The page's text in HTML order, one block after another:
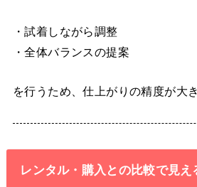
・試着しながら調整
・全体バランスの提案
を行うため、仕上がりの精度が大
レンタル・購入との比較で見え